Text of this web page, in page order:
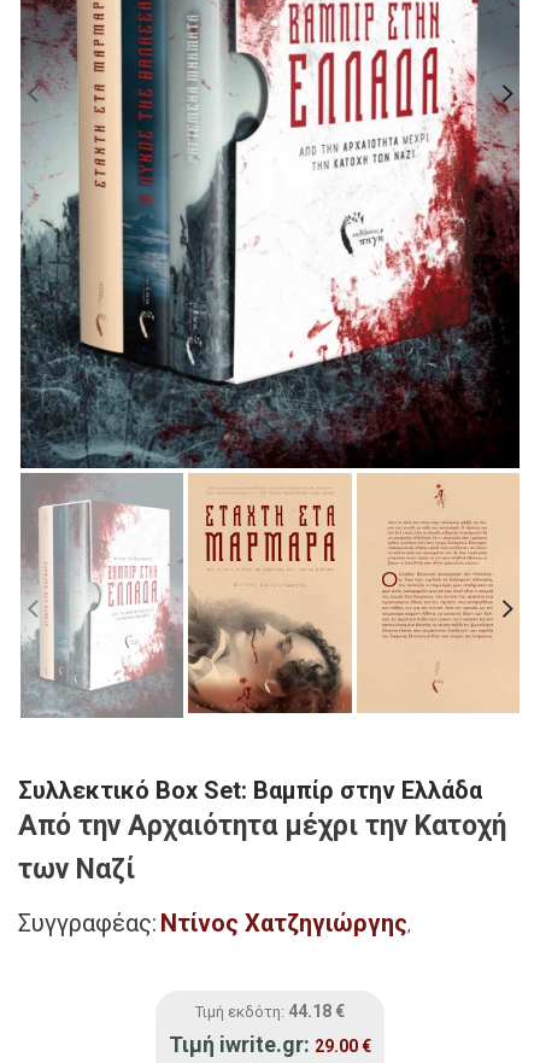
Συλλεκτικό Box Set: Βαμπίρ στην Ελλάδα
Από την Αρχαιότητα μέχρι την Κατοχή
των Ναζί
Συγγραφέας: Ντίνος Χατζηγιώργης,
Τιμή εκδότη: 44.18 €
Τιμή iwrite.gr: 29.00€